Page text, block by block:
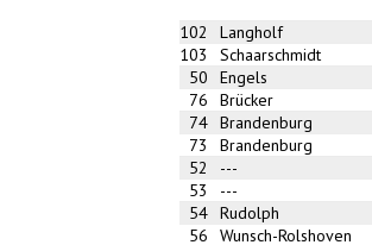
102 Langholf
103
Schaarschmidt
50
Engels
76
Brücker
74 Brandenburg
73
Brandenburg
52
---
53
---
54 Rudolph
56
Wunsch-Rolshoven